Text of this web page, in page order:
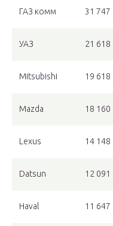
ГАЗ комм 31 747
УАЗ 21 618
Mitsubishi 19 618
Mazda 18 160
Lexus 14 148
Datsun 12 091
Haval 11 647